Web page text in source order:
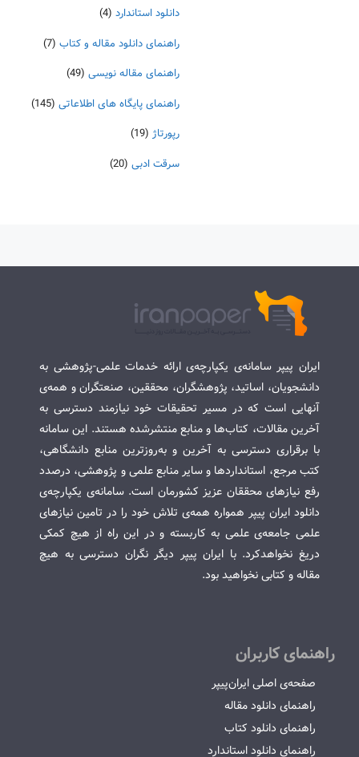
دانلود استاندارد (4)
راهنمای دانلود مقاله و کتاب (7)
راهنمای مقاله نویسی (49)
راهنمای پایگاه های اطلاعاتی (145)
رپورتاژ (19)
سرقت ادبی (20)
ایران پیپر سامانه‌ی یکپارچه‌ی ارائه خدمات علمی-پژوهشی به
دانشجویان، اساتید، پژوهشگران، محققین، صنعتگران و همه‌ی
آنهایی است که در مسیر تحقیقات خود نیازمند دسترسی به
آخرین مقالات، کتاب‌ها و منابع منتشرشده هستند. این سامانه
با برقراری دسترسی به آخرین و به‌روزترین منابع دانشگاهی،
کتب مرجع، استانداردها و سایر منابع علمی و پژوهشی، درصدد
رفع نیازهای محققان عزیز کشورمان است. سامانه‌ی یکپارچه‌ی
دانلود ایران پیپر همواره همه‌ی تلاش خود را در تامین نیازهای
علمی جامعه‌ی علمی به کاربسته و در این راه از هیچ کمکی
دریغ نخواهدکرد. با ایران پیپر دیگر نگران دسترسی به هیچ
مقاله و کتابی نخواهید بود.
راهنمای کاربران
صفحه‌ی اصلی ایران‌پیپر
راهنمای دانلود مقاله
راهنمای دانلود کتاب
راهنمای دانلود استاندارد